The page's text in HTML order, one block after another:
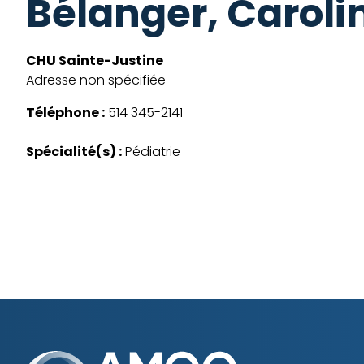
Bélanger,
CHU Sainte-Justine
Adresse non spécifiée
Téléphone : 514 345-2141
Spécialité(s) :Pédiatrie